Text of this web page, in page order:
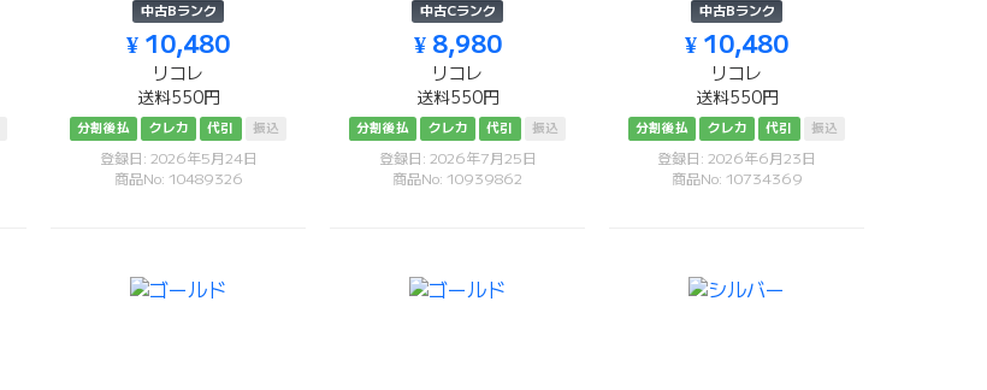
中古Bランク
¥ 10,480
リコレ
送料550円
分割後払 クレカ 代引 振込
登録日: 2026年5月24日
商品No: 10489326
中古Cランク
¥ 8,980
リコレ
送料550円
分割後払 クレカ 代引 振込
登録日: 2026年7月25日
商品No: 10939862
中古Bランク
¥ 10,480
リコレ
送料550円
分割後払 クレカ 代引 振込
登録日: 2026年6月23日
商品No: 10734369